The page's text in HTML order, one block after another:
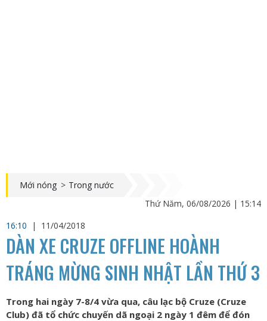
Mới nóng > Trong nước
Thứ Năm, 06/08/2026 | 15:14
16:10
| 11/04/2018
DÀN XE CRUZE OFFLINE HOÀNH
TRÁNG MỪNG SINH NHẬT LẦN THỨ 3
Trong hai ngày 7-8/4 vừa qua, câu lạc bộ Cruze (Cruze
Club) đã tổ chức chuyến dã ngoại 2 ngày 1 đêm để đón